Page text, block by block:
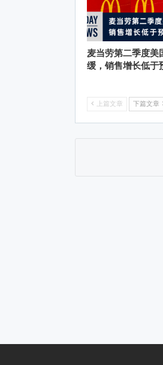
麦当劳第二季度美
缓，销售增长低于
上篇文章 下篇文章